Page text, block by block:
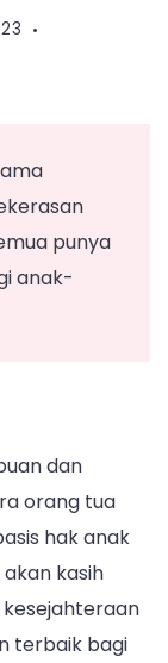
punya
anak-
dan
orang tua
hak anak
kasih
terbaik bagi